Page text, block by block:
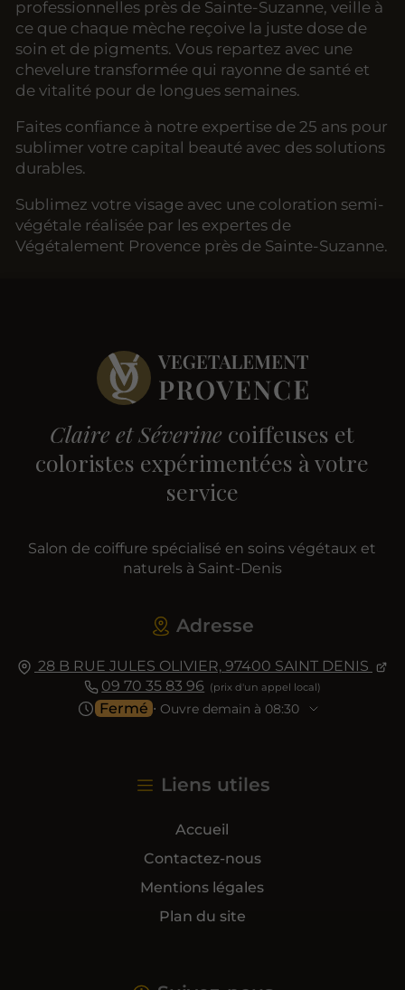
professionnelles près de Sainte-Suzanne, veille à
ce que chaque mèche reçoive la juste dose de
soin et de pigments. Vous repartez avec une
chevelure transformée qui rayonne de santé et
de vitalité pour de longues semaines.
Faites confiance à notre expertise de 25 ans pour
sublimer votre capital beauté avec des solutions
durables.
Sublimez votre visage avec une coloration semi-
végétale réalisée par les expertes de
Végétalement Provence près de Sainte-Suzanne.
Claire et Séverine coiffeuses et
coloristes expérimentées à votre
service
Salon de coiffure spécialisé en soins végétaux et
naturels à Saint-Denis
Adresse
28 B RUE JULES OLIVIER, 97400 SAINT DENIS
09 70 35 83 96
Fermé ⋅ Ouvre demain à 08:30
Liens utiles
Accueil
Contactez-nous
Mentions légales
Plan du site